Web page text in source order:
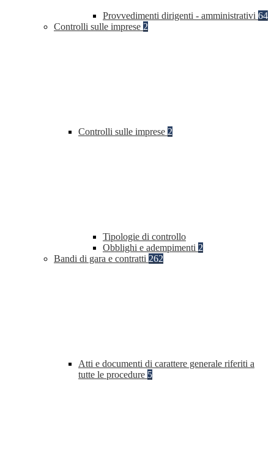
Provvedimenti dirigenti - amministrativi 64
Controlli sulle imprese 2
Controlli sulle imprese 2
Tipologie di controllo
Obblighi e adempimenti 2
Bandi di gara e contratti 262
Atti e documenti di carattere generale riferiti a
tutte le procedure 5